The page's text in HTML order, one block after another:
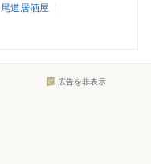
尾道居酒屋
広告を非表示